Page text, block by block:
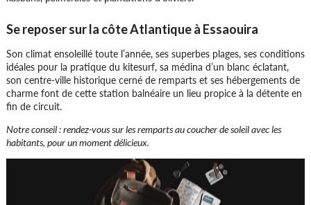
Se reposer sur la côte Atlantique à Essaouira
Son climat ensoleillé toute l’année, ses superbes plages, ses conditions
idéales pour la pratique du kitesurf, sa médina d’un blanc éclatant,
son centre-ville historique cerné de remparts et ses hébergements de
charme font de cette station balnéaire un lieu propice à la détente en
fin de circuit.
Notre conseil : rendez-vous sur les remparts au coucher de soleil avec les
habitants, pour un moment délicieux.